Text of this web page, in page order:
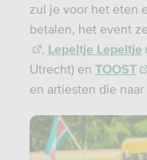
zul je voor het eten
betalen, het event
, Lepeltje Lepeltje
Utrecht) en TOOST
en artiesten die